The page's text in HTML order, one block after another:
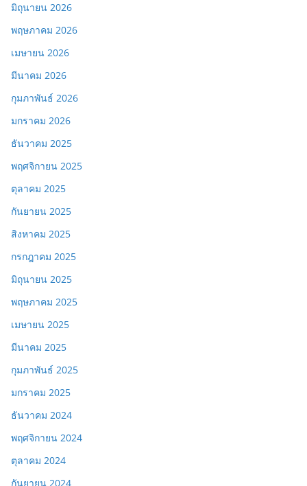
มิถุนายน 2026
พฤษภาคม 2026
เมษายน 2026
มีนาคม 2026
กุมภาพันธ์ 2026
มกราคม 2026
ธันวาคม 2025
พฤศจิกายน 2025
ตุลาคม 2025
กันยายน 2025
สิงหาคม 2025
กรกฎาคม 2025
มิถุนายน 2025
พฤษภาคม 2025
เมษายน 2025
มีนาคม 2025
กุมภาพันธ์ 2025
มกราคม 2025
ธันวาคม 2024
พฤศจิกายน 2024
ตุลาคม 2024
กันยายน 2024